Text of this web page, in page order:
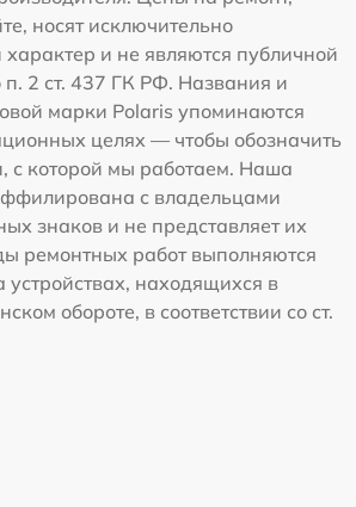
носят исключительно
и не являются публичной
п. 2 ст. 437 ГК РФ. Названия и
марки Polaris упоминаются
целях — чтобы обозначить
с которой мы работаем. Наша
с владельцами
знаков и не представляет их
ремонтных работ выполняются
устройствах, находящихся в
обороте, в соответствии со ст.